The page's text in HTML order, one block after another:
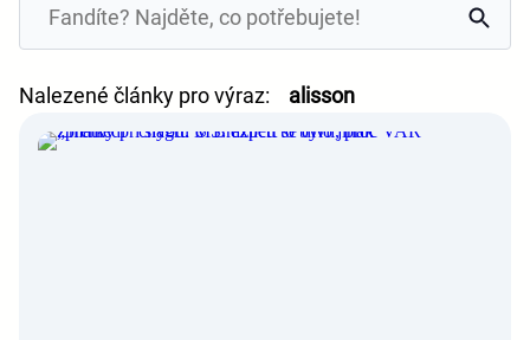
Nalezené články pro výraz: alisson